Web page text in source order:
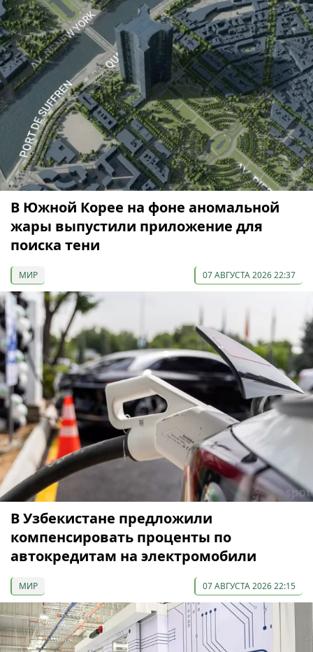
В Южной Корее на фоне аномальной
жары выпустили приложение для
поиска тени
МИР 07 АВГУСТА 2026 22:37
В Узбекистане предложили
компенсировать проценты по
автокредитам на электромобили
МИР 07 АВГУСТА 2026 22:15